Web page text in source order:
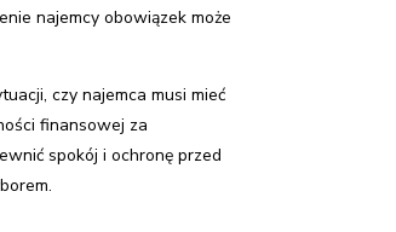
najemcy obowiązek może
czy najemca musi mieć
finansowej za
spokój i ochronę przed